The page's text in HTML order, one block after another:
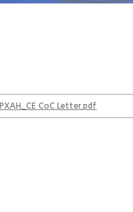
PXAH_CE CoC Letter.pdf